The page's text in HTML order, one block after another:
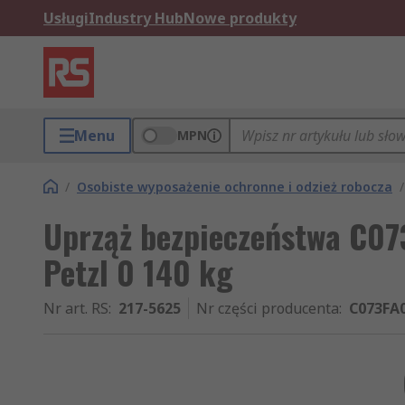
UsługiIndustry HubNowe produkty
Menu MPN
/ Osobiste wyposażenie ochronne i odzież robocza /
Uprząż bezpieczeństwa
Petzl 0 140 kg
Nr art. RS: 217-5625 Nr części producenta: